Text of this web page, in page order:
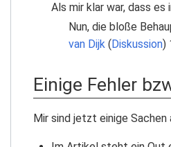
Als mir klar war, dass
Nun, die bloße
van Dijk ( Diskussion)
Einige Fehler
Mir sind jetzt einige